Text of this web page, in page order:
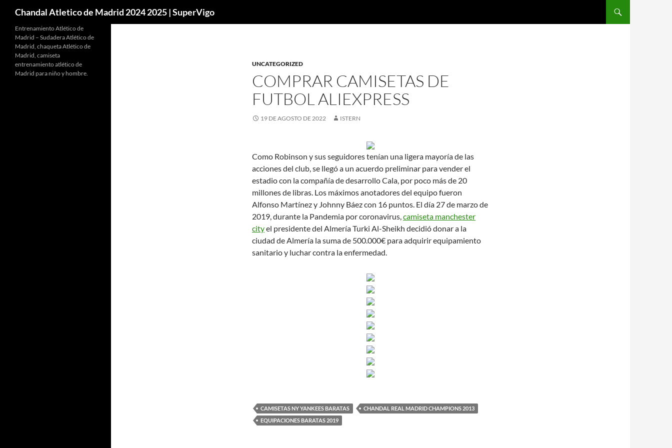
Chandal Atletico de Madrid 2024 2025 | SuperVigo
UNCATEGORIZED
COMPRAR CAMISETAS DE
FUTBOL ALIEXPRESS
19 DE AGOSTO DE 2022 ISTERN
Como Robinson y sus seguidores tenían una ligera mayoría de las
acciones del club, se llegó a un acuerdo preliminar para vender el
estadio con la compañía de desarrollo Cala, por poco más de 20
millones de libras. Los máximos anotadores del equipo fueron
Alfonso Martínez y Johnny Báez con 16 puntos. El día 27 de marzo de
2019, durante la Pandemia por coronavirus,camiseta manchester
cityel presidente del Almería Turki Al-Sheikh decidió donar a la
ciudad de Almería la suma de 500.000€ para adquirir equipamiento
sanitario y luchar contra la enfermedad.
CAMISETAS NY YANKEES BARATAS
CHANDAL REAL MADRID CHAMPIONS 2013
EQUIPACIONES BARATAS 2019
Entrenamiento Atlético de
Madrid – Sudadera Atlético de
Madrid, chaqueta Atlético de
Madrid, camiseta
entrenamiento atlético de
Madrid para niño y hombre.